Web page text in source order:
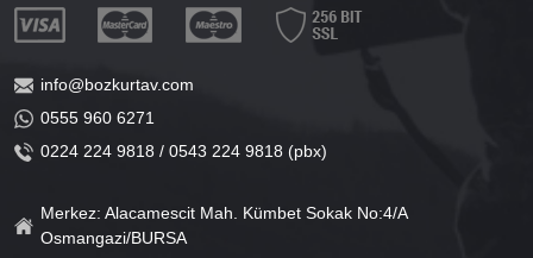
info@bozkurtav.com
0555 960 6271
0224 224 9818 / 0543 224 9818 (pbx)
Merkez: Alacamescit Mah. Kümbet Sokak No:4/A
Osmangazi/BURSA